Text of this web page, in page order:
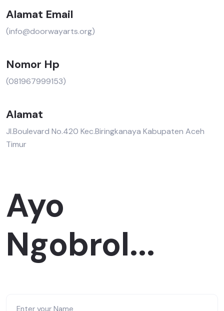
Alamat Email
(info@doorwayarts.org)
Nomor Hp
(081967999153)
Alamat
Jl.Boulevard No.420 Kec.Biringkanaya Kabupaten Aceh
Timur
Ayo
Ngobrol...